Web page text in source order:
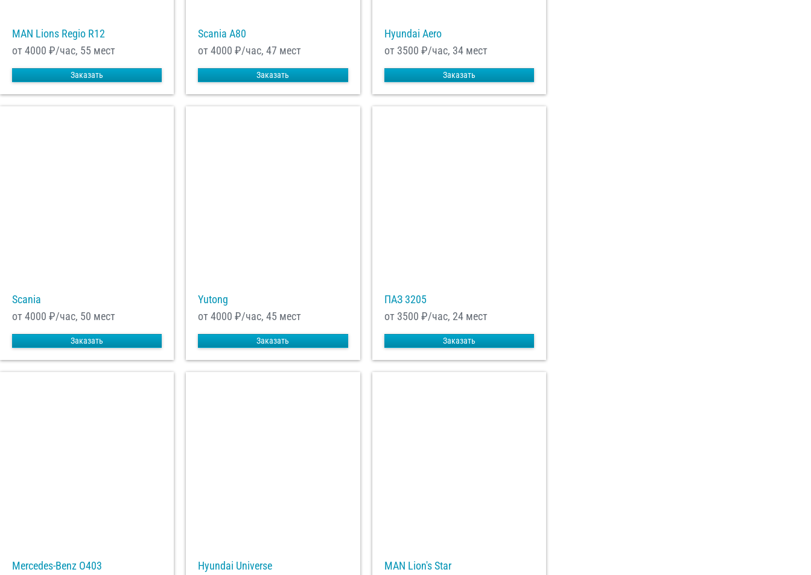
MAN Lions Regio R12
от 4000 ₽/час, 55 мест
Заказать
Scania A80
от 4000 ₽/час, 47 мест
Заказать
Hyundai Aero
от 3500 ₽/час, 34 мест
Заказать
Scania
от 4000 ₽/час, 50 мест
Заказать
Yutong
от 4000 ₽/час, 45 мест
Заказать
ПАЗ 3205
от 3500 ₽/час, 24 мест
Заказать
Mercedes-Benz О403
Hyundai Universe
MAN Lion's Star